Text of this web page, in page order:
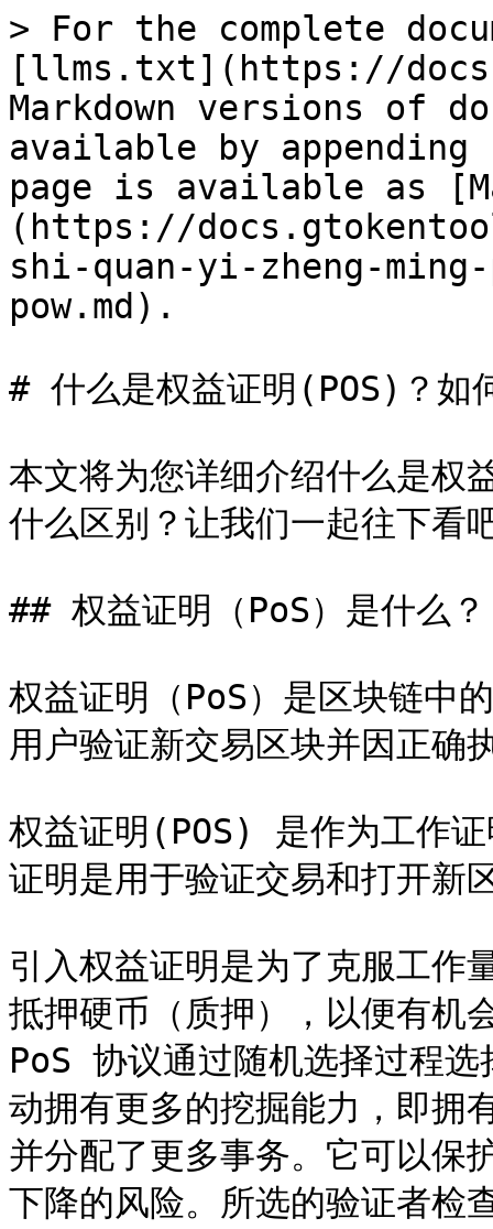
> For the complete
[llms.txt](https://
Markdown versions of
available by
page is available as
(https://
shi-quan-yi-zheng-
pow.md).
# 什么是权益证明(POS)？如
本文将为您详细介绍什么是权
什么区别？让我们一起往下看
## 权益证明（PoS）是什么？
权益证明（PoS）是区块链中
用户验证新交易区块并因正确
权益证明(POS) 是作为工作
证明是用于验证交易和打开新
引入权益证明是为了克服工作
抵押硬币（质押），以便有机
PoS 协议通过随机选择过程
动拥有更多的挖掘能力，即拥
并分配了更多事务。它可以保
下降的风险。所选的验证者检